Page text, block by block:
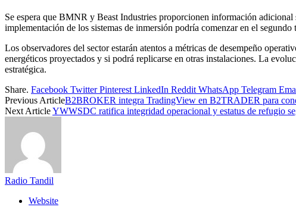
Se espera que BMNR y Beast Industries proporcionen información
implementación de los sistemas de inmersión podría comenzar en el
Los observadores del sector estarán atentos a métricas de desempeño
energéticos proyectados y si podrá replicarse en otras instalaciones. La
estratégica.
Share. Facebook Twitter Pinterest LinkedIn Reddit WhatsApp Telegram
Previous ArticleB2BROKER integra TradingView en B2TRADER para
Next ArticleYWWSDC ratifica integridad operacional y estatus de refugio
Radio Tandil
Website